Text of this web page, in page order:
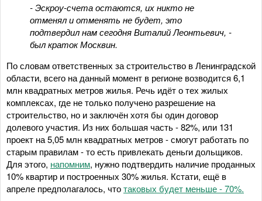
- Эскроу-счета остаются, их никто не
отменял и отменять не будет, это
подтвердил нам сегодня Виталий Леонтьевич, -
был краток Москвин.
По словам ответственных за строительство в Ленинградской
области, всего на данный момент в регионе возводится 6,1
млн квадратных метров жилья. Речь идёт о тех жилых
комплексах, где не только получено разрешение на
строительство, но и заключён хотя бы один договор
долевого участия. Из них большая часть - 82%, или 131
проект на 5,05 млн квадратных метров - смогут работать по
старым правилам - то есть привлекать деньги дольщиков.
Для этого, напомним, нужно подтвердить наличие проданных
10% квартир и построенных 30% жилья. Кстати, ещё в
апреле предполагалось, чтотаковых будет меньше - 70%.